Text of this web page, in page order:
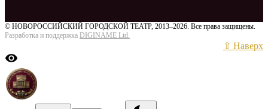
© НОВОРОССИЙСКИЙ ГОРОДСКОЙ ТЕАТР, 2013–2026. Все права защищены.
Разработка и поддержка DIGINAME Ltd.
⇧ Наверх